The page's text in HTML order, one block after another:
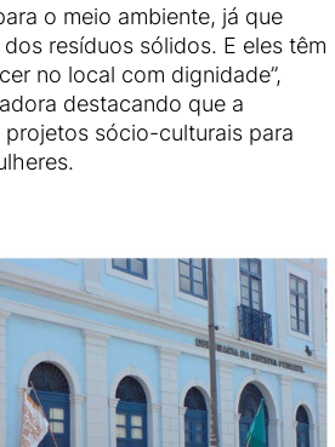
o meio ambiente, já que
resíduos sólidos. E eles têm
no local com dignidade”,
destacando que a
sócio-culturais para